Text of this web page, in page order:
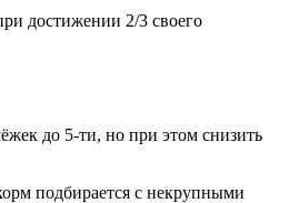
достижении 2/3 своего
до 5-ти, но при этом снизить
подбирается с некрупными